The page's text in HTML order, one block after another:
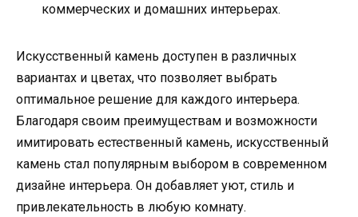
коммерческих и домашних интерьерах.
Искусственный камень доступен в различных
вариантах и цветах, что позволяет выбрать
оптимальное решение для каждого интерьера.
Благодаря своим преимуществам и возможности
имитировать естественный камень, искусственный
камень стал популярным выбором в современном
дизайне интерьера. Он добавляет уют, стиль и
привлекательность в любую комнату.